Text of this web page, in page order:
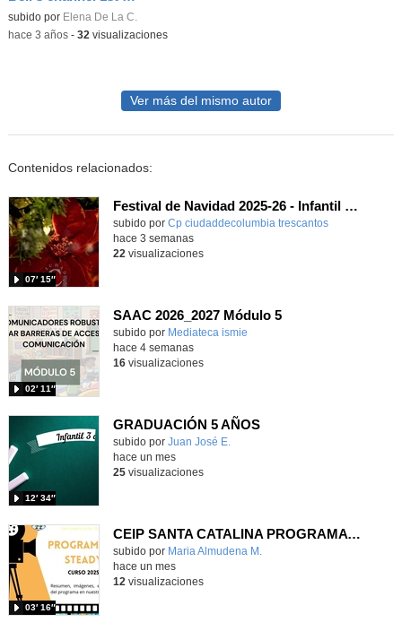
Contenido educativo.
subido por Elena De La C.
-hace 3 años- 32 visualizaciones
Ver más del mismo autor
Contenidos relacionados:
Festival de Navidad 2025-26 - Infantil 5 años
subido por Cp ciudaddecolumbia trescantos
07′ 15″
-
hace 3 semanas
22 visualizaciones
SAAC 2026_2027 Módulo 5
subido por Mediateca ismie
02′ 11″
hace 4 semanas
16visualizaciones
GRADUACIÓN 5 AÑOS
Contenido educativo.
subido por Juan José E.
12′ 34″
hace un mes
25visualizaciones
CEIP SANTA CATALINA PROGRAMA READY, STEADY, GO! 2025-26
Contenido educativo.
subido por Maria Almudena M.
03′ 16″
hace un mes
12 visualizaciones